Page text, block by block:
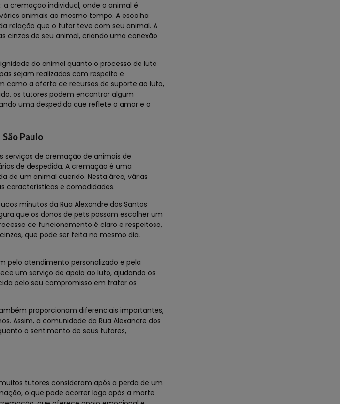
cremação individual, onde o animal é
animais ao mesmo tempo. A escolha
relação que o tutor teve com seu animal. A
cinzas de seu animal, criando uma conexão
do animal quanto o processo de luto
sejam realizadas com respeito e
como a oferta de recursos de suporte ao luto,
os tutores podem encontrar algum
uma despedida que reflete o amor e o
Paulo
serviços de cremação de animais de
de despedida. A cremação é uma
de um animal querido. Nesta área, várias
características e comodidades.
minutos da Rua Alexandre dos Santos
que os donos de pets possam escolher um
de funcionamento é claro e respeitoso,
que pode ser feita no mesmo dia,
pelo atendimento personalizado e pela
um serviço de apoio ao luto, ajudando os
pelo seu compromisso em tratar os
proporcionam diferenciais importantes,
Assim, a comunidade da Rua Alexandre dos
o sentimento de seus tutores,
tutores consideram após a perda de um
o que pode ocorrer logo após a morte